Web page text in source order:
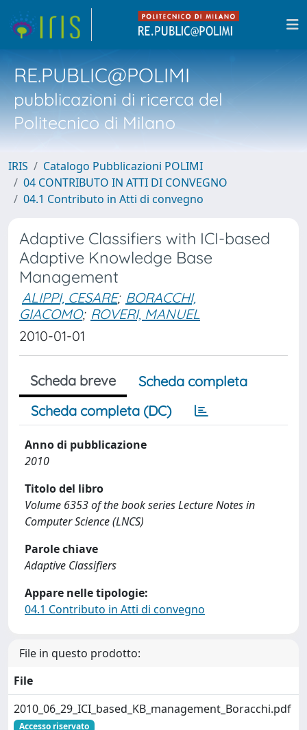
RE.PUBLIC@POLIMI
pubblicazioni di ricerca del
Politecnico di Milano
IRIS
Catalogo Pubblicazioni POLIMI
04 CONTRIBUTO IN ATTI DI CONVEGNO
04.1 Contributo in Atti di convegno
Adaptive Classifiers with ICI-based
Adaptive Knowledge Base
Management
ALIPPI, CESARE; BORACCHI,
GIACOMO; ROVERI, MANUEL
2010-01-01
Scheda breve
Scheda completa
Scheda completa (DC)
Anno di pubblicazione
2010
Titolo del libro
Volume 6353 of the book series Lecture Notes in
Computer Science (LNCS)
Parole chiave
Adaptive Classifiers
Appare nelle tipologie:
04.1 Contributo in Atti di convegno
File in questo prodotto:
File
2010_06_29_ICI_based_KB_management_Boracchi.pdf
Accesso riservato